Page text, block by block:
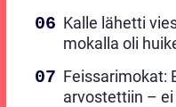
Kalle lähetti
mokalla oli
Feissarimokat:
arvostettiin –